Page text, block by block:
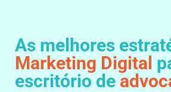
As melhores
Marketing Digital
escritório de